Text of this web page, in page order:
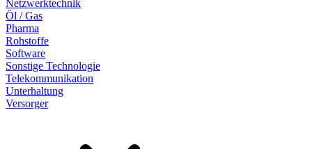
Netzwerktechnik
Öl / Gas
Pharma
Rohstoffe
Software
Sonstige Technologie
Telekommunikation
Unterhaltung
Versorger